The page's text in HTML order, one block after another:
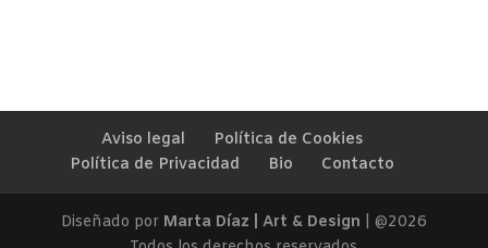
Aviso legal
Política de Cookies
Política de Privacidad
Bio Contacto
Diseñado por Marta Díaz | Art & Design
| @2026